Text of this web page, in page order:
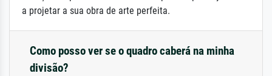
a projetar a sua obra de arte perfeita.
Como posso ver se o quadro caberá na minha
divisão?